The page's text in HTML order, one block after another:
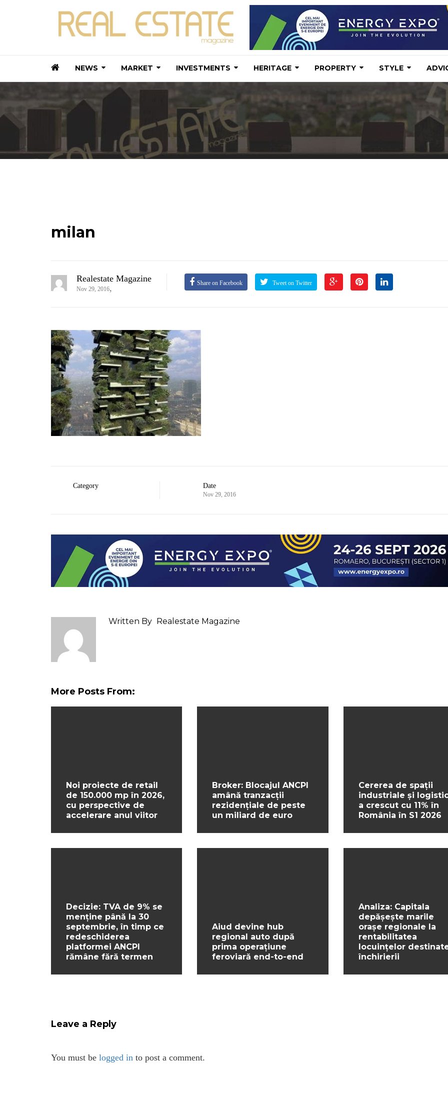
NEWS MARKET INVESTMENTS HERITAGE PROPERTY STYLE
milan
Realestate Magazine
Nov 29, 2016, Share on Facebook Tweet on Twitter
Category Date
Nov 29, 2016
Written By Realestate Magazine
More Posts From:
Noi proiecte de retail
de 150.000 mp în 2026,
cu perspective de
accelerare anul viitor
Broker: Blocajul ANCPI
amână tranzacții
rezidențiale de peste
un miliard de euro
Cererea de spații
industriale și
a crescut cu 11% în
România în S1 2026
Decizie: TVA de 9% se
menține până la 30
septembrie, în timp ce
redeschiderea
platformei ANCPI
rămâne fără termen
Aiud devine hub
regional auto după
prima operațiune
feroviară end-to-end
Analiza: Capitala
depășește marile
orașe regionale la
rentabilitatea
locuințelor
închirierii
Leave a Reply
You must be logged in to post a comment.